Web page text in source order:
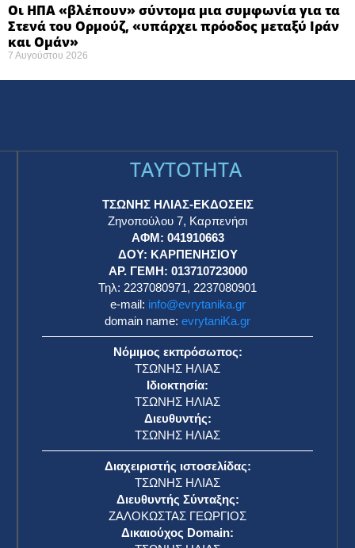
Οι ΗΠΑ «βλέπουν» σύντομα μια συμφωνία για τα
Στενά του Ορμούζ, «υπάρχει πρόοδος μεταξύ Ιράν
και Ομάν»
7 Αυγούστου 2026
TAYTOTHTA
ΤΣΩΝΗΣ ΗΛΙΑΣ-ΕΚΔΟΣΕΙΣ
Ζηνοπούλου 7, Καρπενήσι
ΑΦΜ: 041910663
ΔΟΥ: ΚΑΡΠΕΝΗΣΙΟΥ
ΑΡ. ΓΕΜΗ: 013710723000
Τηλ: 2237080971, 2237080901
e-mail: info@evrytanika.gr
domain name: evrytaniKa.gr
Νόμιμος εκπρόσωπος:
ΤΣΩΝΗΣ ΗΛΙΑΣ
Ιδιοκτησία:
ΤΣΩΝΗΣ ΗΛΙΑΣ
Διευθυντής:
ΤΣΩΝΗΣ ΗΛΙΑΣ
Διαχειριστής ιστοσελίδας:
ΤΣΩΝΗΣ ΗΛΙΑΣ
Διευθυντής Σύνταξης:
ΖΑΛΟΚΩΣΤΑΣ ΓΕΩΡΓΙΟΣ
Δικαιούχος Domain: